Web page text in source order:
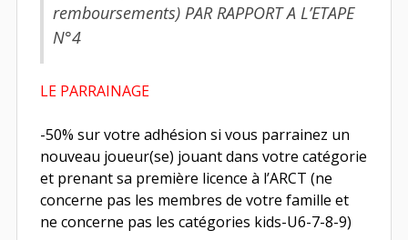
remboursements) PAR RAPPORT A L’ETAPE
N°4
LE PARRAINAGE
-50% sur votre adhésion si vous parrainez un
nouveau joueur(se) jouant dans votre catégorie
et prenant sa première licence à l’ARCT (ne
concerne pas les membres de votre famille et
ne concerne pas les catégories kids-U6-7-8-9)